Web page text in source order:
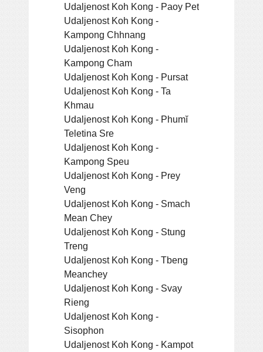
Udaljenost Koh Kong - Paoy Pet
Udaljenost Koh Kong -
Kampong Chhnang
Udaljenost Koh Kong -
Kampong Cham
Udaljenost Koh Kong - Pursat
Udaljenost Koh Kong - Ta
Khmau
Udaljenost Koh Kong - Phumĭ
Teletina Sre
Udaljenost Koh Kong -
Kampong Speu
Udaljenost Koh Kong - Prey
Veng
Udaljenost Koh Kong - Smach
Mean Chey
Udaljenost Koh Kong - Stung
Treng
Udaljenost Koh Kong - Tbeng
Meanchey
Udaljenost Koh Kong - Svay
Rieng
Udaljenost Koh Kong -
Sisophon
Udaljenost Koh Kong - Kampot